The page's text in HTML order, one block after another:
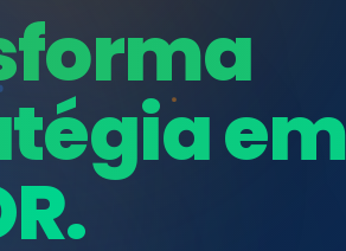
seu
e treinamentos em ISO